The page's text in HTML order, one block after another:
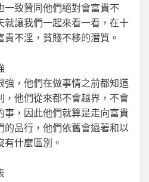
一致贊同他們絕對會富貴不
就讓我們一起來看一看，在十
不淫，貧賤不移的潛質。
，他們在做事情之前都知道
，他們從來都不會越界，不會
事，因此他們就算是走向富貴
的品行，他們依舊會過著和以
什麼區別。